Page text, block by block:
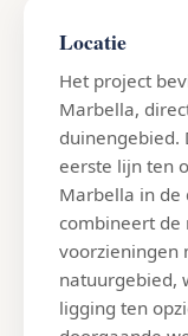
Locatie
Het project
Marbella,
duinengebied.
eerste lijn ten
Marbella in de
combineert de
voorzieningen
natuurgebied,
ligging ten